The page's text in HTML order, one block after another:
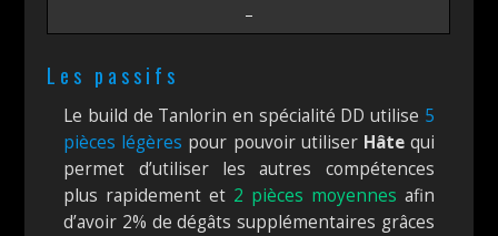
–
Les passifs
Le build de Tanlorin en spécialité DD utilise 5
pièces légères pour pouvoir utiliser Hâte qui
permet d’utiliser les autres compétences
plus rapidement et 2 pièces moyennes afin
d’avoir 2% de dégâts supplémentaires grâces